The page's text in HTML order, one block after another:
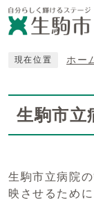
現在位置 ホー
生駒市立
生駒市立病院
映させるため